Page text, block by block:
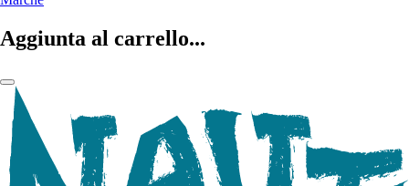
Aggiunta al carrello...